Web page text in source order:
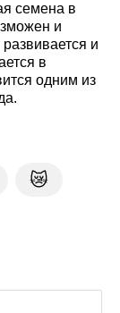
семена в
и
и
в
одним из
😿